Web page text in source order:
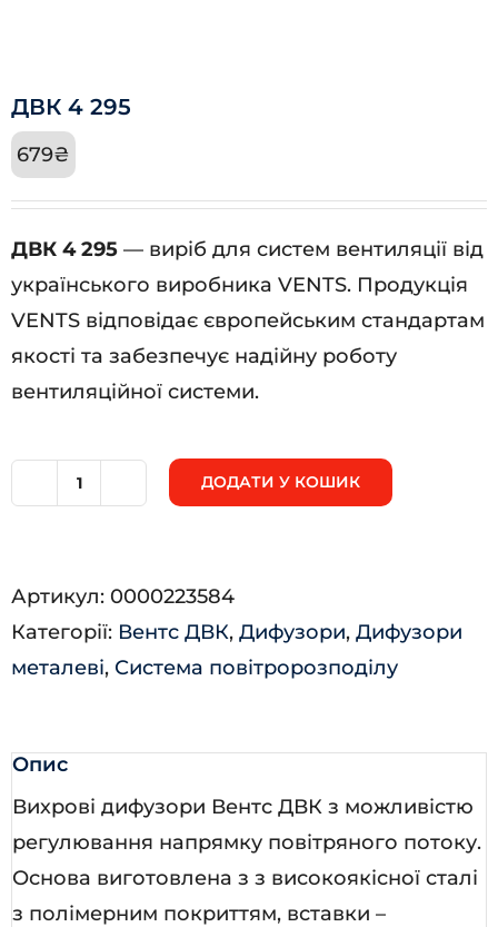
ДВК 4 295
679₴
ДВК 4 295 — виріб для систем вентиляції від
українського виробника VENTS. Продукція
VENTS відповідає європейським стандартам
якості та забезпечує надійну роботу
вентиляційної системи.
кількість
ДОДАТИ У КОШИК
Артикул: 0000223584
Категорії: Вентс ДВК, Дифузори, Дифузори
металеві, Система повітророзподілу
Опис
Вихрові дифузори Вентс ДВК з можливістю
регулювання напрямку повітряного потоку.
Основа виготовлена з з високоякісної сталі
з полімерним покриттям, вставки –